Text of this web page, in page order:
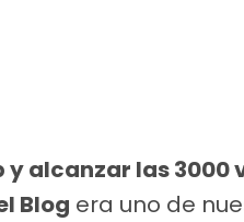
alcanzar las 3000
Blog era uno de